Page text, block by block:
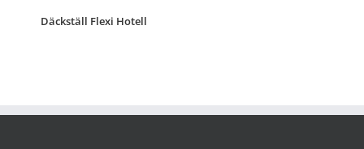
Däckställ Flexi Hotell